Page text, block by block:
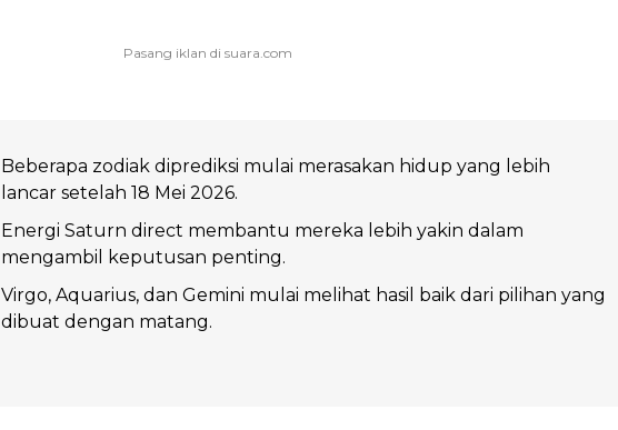
Beberapa zodiak diprediksi mulai merasakan hidup yang lebih
lancar setelah 18 Mei 2026.
Energi Saturn direct membantu mereka lebih yakin dalam
mengambil keputusan penting.
Virgo, Aquarius, dan Gemini mulai melihat hasil baik dari pilihan yang
dibuat dengan matang.